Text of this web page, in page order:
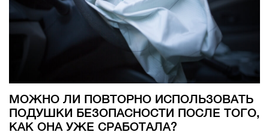
МОЖНО ЛИ ПОВТОРНО ИСПОЛЬЗОВАТЬ
ПОДУШКИ БЕЗОПАСНОСТИ ПОСЛЕ ТОГО,
КАК ОНА УЖЕ СРАБОТАЛА?